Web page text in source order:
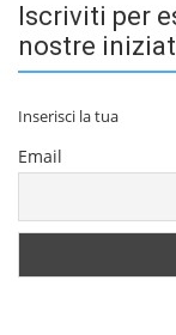
Iscriviti per
nostre
Inserisci la tua
Email